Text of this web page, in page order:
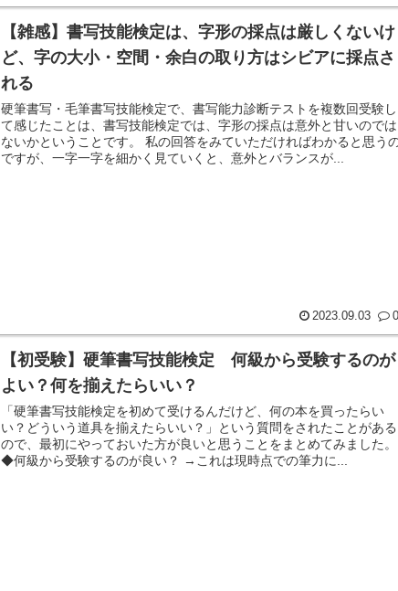
【雑感】書写技能検定は、字形の採点は厳しくないけ
ど、字の大小・空間・余白の取り方はシビアに採点さ
れる
硬筆書写・毛筆書写技能検定で、書写能力診断テストを複数回受験し
て感じたことは、書写技能検定では、字形の採点は意外と甘いのでは
ないかということです。 私の回答をみていただければわかると思う
ですが、一字一字を細かく見ていくと、意外とバランスが...
2023.09.03 0
【初受験】硬筆書写技能検定 何級から受験するのが
よい？何を揃えたらいい？
「硬筆書写技能検定を初めて受けるんだけど、何の本を買ったらい
い？どういう道具を揃えたらいい？」という質問をされたことがある
ので、最初にやっておいた方が良いと思うことをまとめてみました。
◆何級から受験するのが良い？ →これは現時点での筆力に...